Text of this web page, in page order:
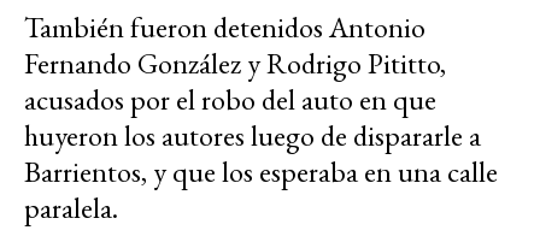
También fueron detenidos Antonio
Fernando González y Rodrigo Pititto,
acusados por el robo del auto en que
huyeron los autores luego de dispararle a
Barrientos, y que los esperaba en una calle
paralela.